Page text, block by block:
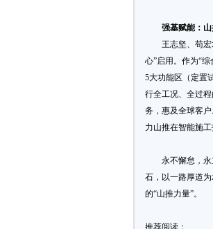
强基赋能：
王志坚、苟
心”启用。作为“
5大功能区（定置
行全工况、全过
务，惠及全球客
力山推在智能施工
永不懈怠，
石，以一路厚道
的“山推力量”。
推荐阅读：